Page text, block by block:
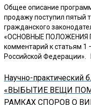
Общее описание
продажу поступил пятый
гражданского
«ОСНОВНЫЕ ПОЛОЖЕНИЯ
комментарий к статьям 1
Российской Федерации».
Научно-практический
«ВЫБЫТИЕ ВЕЩИ
РАМКАХ СПОРОВ О